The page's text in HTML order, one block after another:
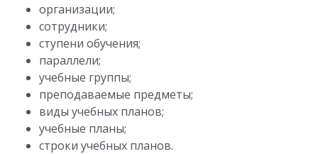
организации;
сотрудники;
ступени обучения;
параллели;
учебные группы;
преподаваемые предметы;
виды учебных планов;
учебные планы;
строки учебных планов.